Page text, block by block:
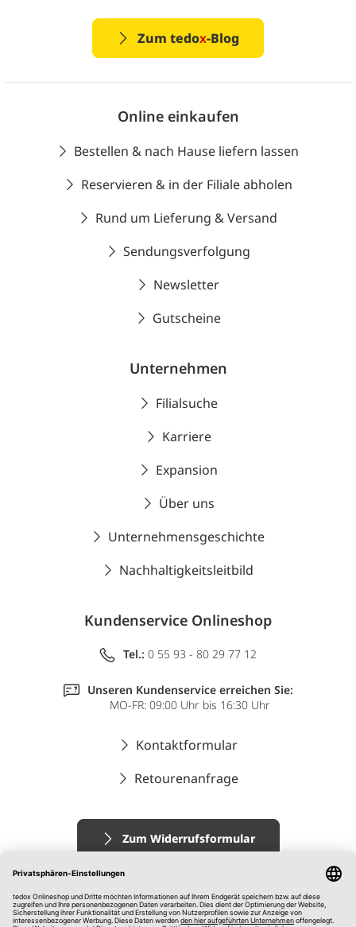
Zum tedox-Blog
Online einkaufen
Bestellen & nach Hause liefern lassen
Reservieren & in der Filiale abholen
Rund um Lieferung & Versand
Sendungsverfolgung
Newsletter
Gutscheine
Unternehmen
Filialsuche
Karriere
Expansion
Über uns
Unternehmensgeschichte
Nachhaltigkeitsleitbild
Kundenservice Onlineshop
Tel.: 0 55 93 - 80 29 77 12
Unseren Kundenservice erreichen Sie:
MO-FR: 09:00 Uhr bis 16:30 Uhr
Kontaktformular
Retourenanfrage
Zum Widerrufsformular
Impressum